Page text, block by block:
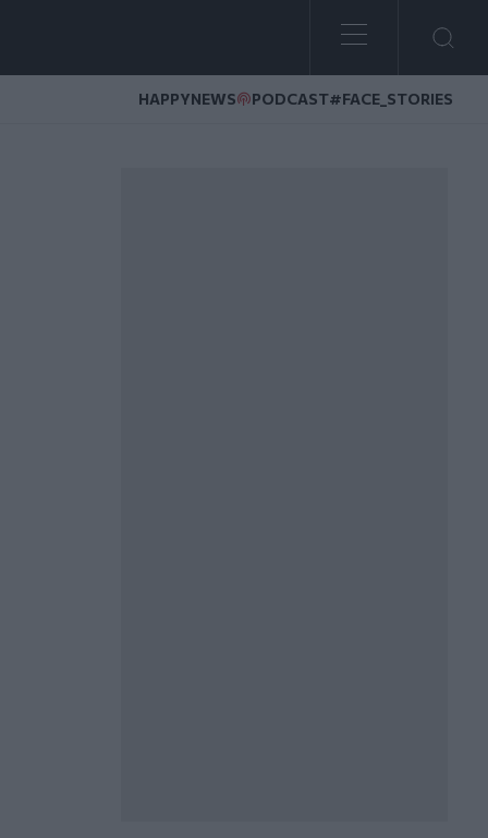
HAPPYNEWS PODCAST#FACE_STORIES